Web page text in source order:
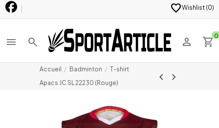
favoriteWishlist (0)
menu search person shopping_cart0
Accueil Badminton
T-shirt
Apacs JC SL 22230 (Rouge)
chevron_left chevron_right